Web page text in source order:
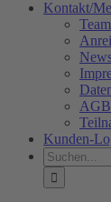
Kontakt/
AGB
Kunden-
Suche
nach: